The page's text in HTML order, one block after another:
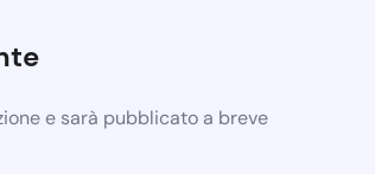
e sarà pubblicato a breve